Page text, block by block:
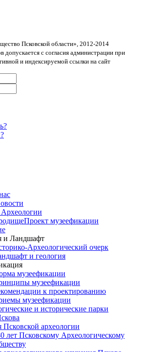
Псковской области», 2012-2014
допускается с согласия администрации при
и индексируемой ссылки на сайт
Проект музеефикации
и Ландшафт
Археологический очерк
и геология
музеефикации
музеефикации
к проектированию
музеефикации
и исторические парки
Псковской археологии
лет Псковскому Археологическому